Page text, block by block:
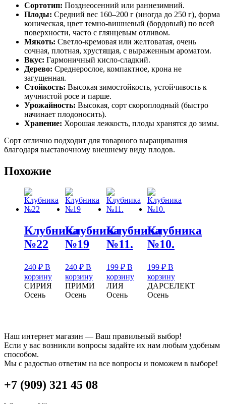
Сортотип: Позднеосенний или раннезимний.
Плоды: Средний вес 160–200 г (иногда до 250 г), форма
коническая, цвет темно-вишневый (бордовый) по всей
поверхности, часто с глянцевым отливом.
Мякоть: Светло-кремовая или желтоватая, очень
сочная, плотная, хрустящая, с выраженным ароматом.
Вкус: Гармоничный кисло-сладкий.
Дерево: Среднерослое, компактное, крона не
загущенная.
Стойкость: Высокая зимостойкость, устойчивость к
мучнистой росе и парше.
Урожайность: Высокая, сорт скороплодный (быстро
начинает плодоносить).
Хранение: Хорошая лежкость, плоды хранятся до зимы.
Сорт отлично подходит для товарного выращивания
благодаря выставочному внешнему виду плодов.
Похожие
Клубника
№22
240 ₽ В
корзину
СИРИЯ
Осень
Клубника
№19
240₽ В
корзину
ПРИМИ
Осень
Клубника
№11.
199 ₽ В
корзину
ЛИЯ
Осень
Клубника
№10.
199 ₽ В
корзину
ДАРСЕЛЕКТ
Осень
Наш интернет магазин — Ваш правильный выбор!
Если у вас возникли вопросы задайте их нам любым удобным
способом.
Мы с радостью ответим на все вопросы и поможем в выборе!
+7 (909) 321 45 08